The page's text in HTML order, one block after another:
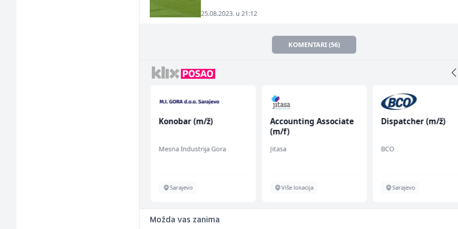
25.08.2023. u 21:12
KOMENTARI (56)
Konobar (m/ž)
Mesna Industrija Gora
Sarajevo
Accounting Associate
(m/f)
Jitasa
Više lokacija
Dispatcher (m/ž)
BCO
Sarajevo
Možda vas zanima